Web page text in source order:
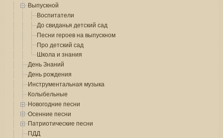
Выпускной
Воспитатели
До свиданья детский сад
Песни героев на выпускном
Про детский сад
Школа и знания
День Знаний
День рождения
Инструментальная музыка
Колыбельные
Новогодние песни
Осенние песни
Патриотические песни
ПДД